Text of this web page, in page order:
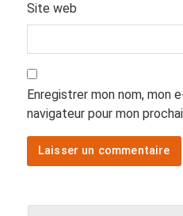
Site web
Enregistrer mon nom, mon
navigateur pour mon